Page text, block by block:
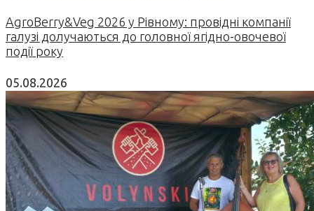
AgroBerry&Veg 2026 у Рівному: провідні компанії
галузі долучаються до головної ягідно-овочевої
події року
05.08.2026